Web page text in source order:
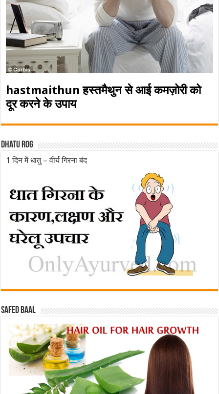
hastmaithun हस्तमैथुन से आई कमज़ोरी को
दूर करने के उपाय
Dhatu rog
1 दिन में धातु – वीर्य गिरना बंद
Safed baal